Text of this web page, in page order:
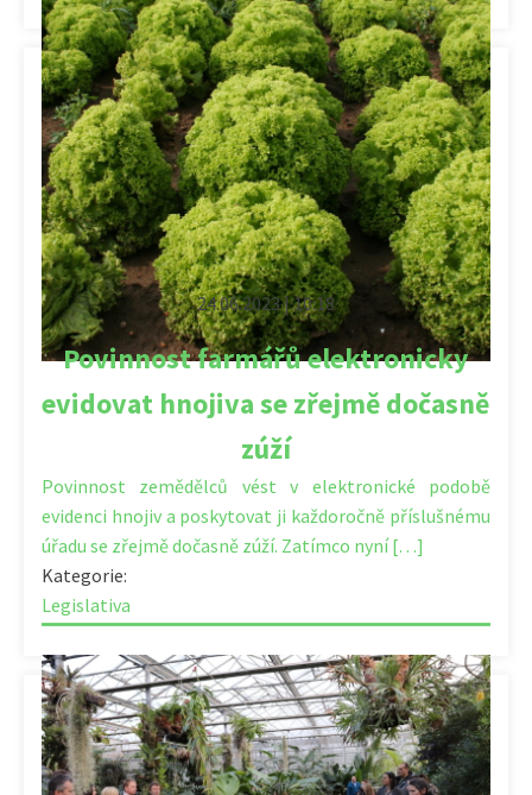
24.06.2023 | 10:18
Povinnost farmářů elektronicky
evidovat hnojiva se zřejmě dočasně
zúží
Povinnost zemědělců vést v elektronické podobě
evidenci hnojiv a poskytovat ji každoročně příslušnému
úřadu se zřejmě dočasně zúží. Zatímco nyní […]
Kategorie:
Legislativa